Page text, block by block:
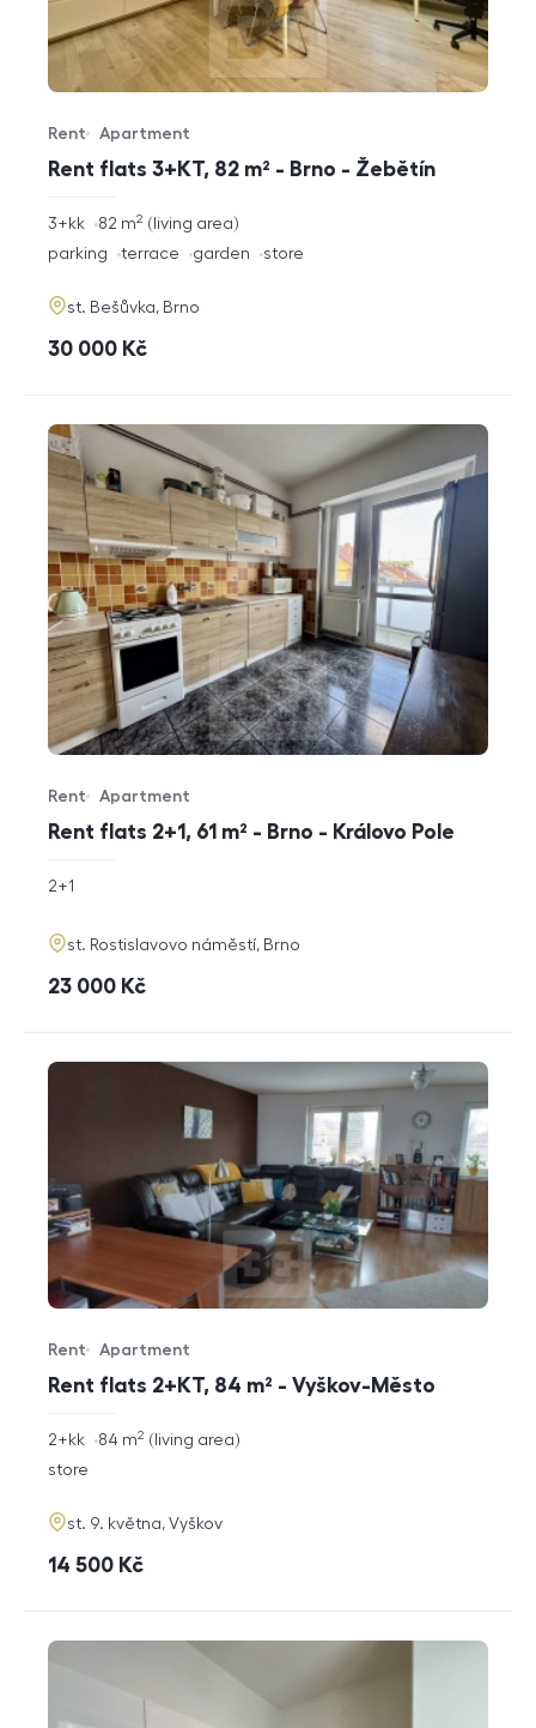
Rent flats 3+KT, 82 m² - Brno - Žebětín
Offer type
Rent
Property type
Apartment
rozměry
disposition
3+kk living area
82 m2
funkce
parking terrace garden store
adresa
st. Bešůvka, Brno
cena
30 000 Kč
Rent flats 2+1, 61 m² - Brno - Královo Pole
Offer type
Rent
Property type
Apartment
rozměry
disposition
2+1
adresa
st. Rostislavovo náměstí, Brno
cena
23 000 Kč
Rent flats 2+KT, 84 m² - Vyškov-Město
Offer type
Rent
Property type
Apartment
rozměry
2+kk living area
84 m2
funkce
store
adresa
st. 9. května, Vyškov
cena
14 500 Kč